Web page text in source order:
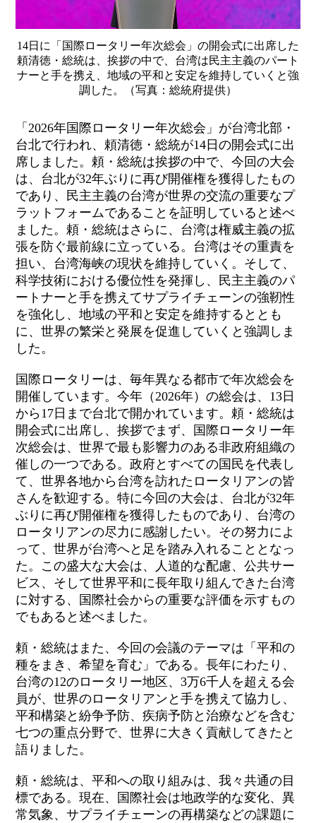
14日に「国際ロータリー年次総会」の開会式に出席した
頼清徳・総統は、挨拶の中で、台湾は民主主義のパート
ナーと手を携え、地域の平和と安定を維持していくと強
調した。（写真：総統府提供）
「2026年国際ロータリー年次総会」が台湾北部・
台北で行われ、頼清徳・総統が14日の開会式に出
席しました。頼・総統は挨拶の中で、今回の大会
は、台北が32年ぶりに再び開催権を獲得したもの
であり、民主主義の台湾が世界の交流の重要なプ
ラットフォームであることを証明していると述べ
ました。頼・総統はさらに、台湾は権威主義の拡
張を防ぐ最前線に立っている。台湾はその重責を
担い、台湾海峡の現状を維持していく。そして、
科学技術における優位性を発揮し、民主主義のパ
ートナーと手を携えてサプライチェーンの強靭性
を強化し、地域の平和と安定を維持するととも
に、世界の繁栄と発展を促進していくと強調しま
した。
国際ロータリーは、毎年異なる都市で年次総会を
開催しています。今年（2026年）の総会は、13日
から17日まで台北で開かれています。頼・総統は
開会式に出席し、挨拶でまず、国際ロータリー年
次総会は、世界で最も影響力のある非政府組織の
催しの一つである。政府とすべての国民を代表し
て、世界各地から台湾を訪れたロータリアンの皆
さんを歓迎する。特に今回の大会は、台北が32年
ぶりに再び開催権を獲得したものであり、台湾の
ロータリアンの尽力に感謝したい。その努力によ
って、世界が台湾へと足を踏み入れることとなっ
た。この盛大な大会は、人道的な配慮、公共サー
ビス、そして世界平和に長年取り組んできた台湾
に対する、国際社会からの重要な評価を示すもの
でもあると述べました。
頼・総統はまた、今回の会議のテーマは「平和の
種をまき、希望を育む」である。長年にわたり、
台湾の12のロータリー地区、3万6千人を超える会
員が、世界のロータリアンと手を携えて協力し、
平和構築と紛争予防、疾病予防と治療などを含む
七つの重点分野で、世界に大きく貢献してきたと
語りました。
頼・総統は、平和への取り組みは、我々共通の目
標である。現在、国際社会は地政学的な変化、異
常気象、サプライチェーンの再構築などの課題に